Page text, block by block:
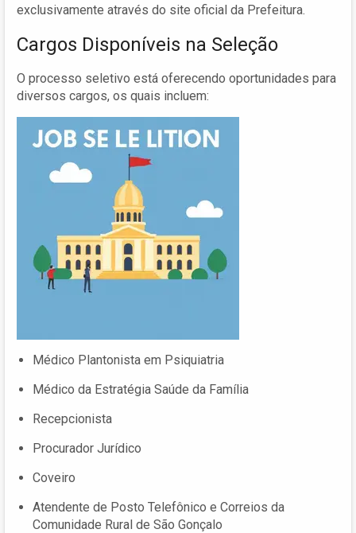
exclusivamente através do site oficial da Prefeitura.
Cargos Disponíveis na Seleção
O processo seletivo está oferecendo oportunidades para
diversos cargos, os quais incluem:
Médico Plantonista em Psiquiatria
Médico da Estratégia Saúde da Família
Recepcionista
Procurador Jurídico
Coveiro
Atendente de Posto Telefônico e Correios da
Comunidade Rural de São Gonçalo